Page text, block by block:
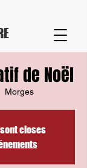
de Noël
Morges
closes